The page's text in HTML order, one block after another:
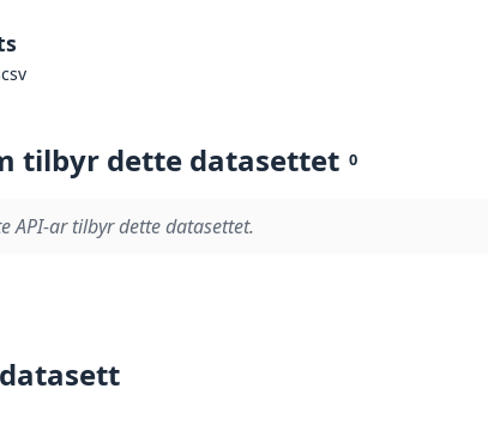
csv
tilbyr dette datasettet 0
API-ar tilbyr dette datasettet.